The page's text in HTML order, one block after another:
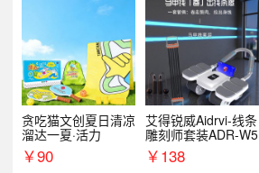
贪吃猫文创夏日清凉
溜达一夏·活力
￥90
艾得锐威Aidrvi-线条
雕刻师套装ADR-W5
￥138